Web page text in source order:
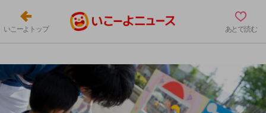
いこーよトップ あとで読む